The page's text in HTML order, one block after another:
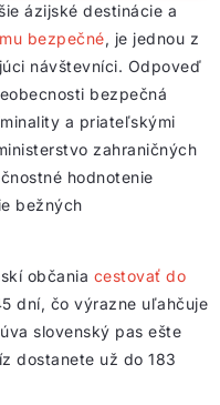
ázijské destinácie a
bezpečné, je jednou z
návštevníci. Odpoveď
bezpečná
a priateľskými
zahraničných
hodnotenie
bežných
občania cestovať do
dní, čo výrazne uľahčuje
slovenský pas ešte
dostanete už do 183